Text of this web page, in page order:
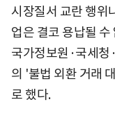
시장질서 교란 행위
업은 결코 용납될
국가정보원·국세청
의 '불법 외환 거래
로 했다.